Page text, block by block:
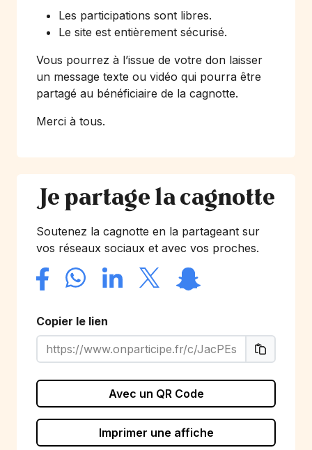
Les participations sont libres.
Le site est entièrement sécurisé.
Vous pourrez à l’issue de votre don laisser
un message texte ou vidéo qui pourra être
partagé au bénéficiaire de la cagnotte.
Merci à tous.
Je partage la cagnotte
Soutenez la cagnotte en la partageant sur
vos réseaux sociaux et avec vos proches.
Copier le lien
Avec un QR Code
Imprimer une affiche